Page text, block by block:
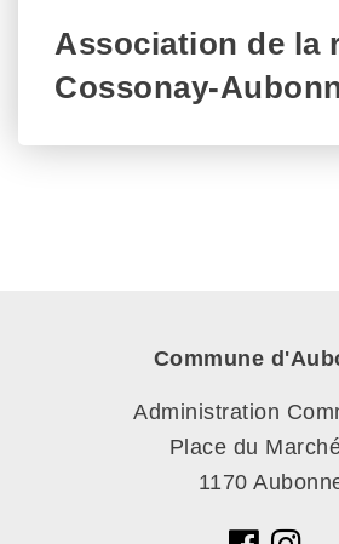
Association de la
Cossonay-
Commune
Administration
Place du
1170